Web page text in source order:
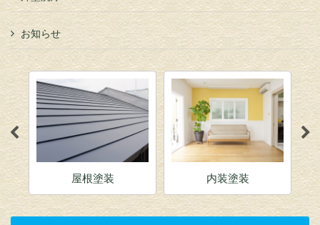
お知らせ
屋根塗装 内装塗装